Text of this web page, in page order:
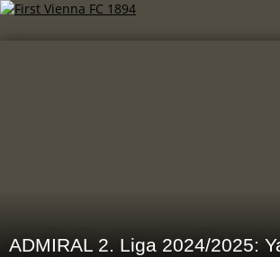
ADMIRAL 2. Liga 2024/2025: